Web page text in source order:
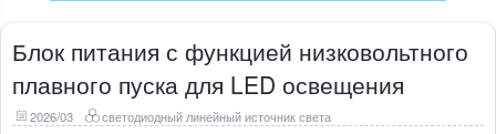
Блок питания с функцией низковольтного
плавного пуска для LED освещения
2026/03 светодиодный линейный источник света